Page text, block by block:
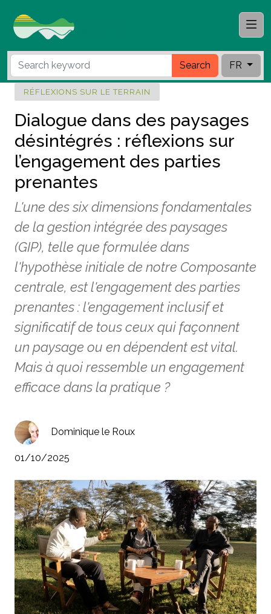
Search FR
RÉFLEXIONS SUR LE TERRAIN
Dialogue dans des paysages
désintégrés : réflexions sur
l’engagement des parties
prenantes
L'une des six dimensions fondamentales
de la gestion intégrée des paysages
(GIP), telle que formulée dans
l'hypothèse initiale de notre Composante
centrale, est l'engagement des parties
prenantes : l'engagement inclusif et
significatif de tous ceux qui façonnent
un paysage ou en dépendent est vital.
Mais à quoi ressemble un engagement
efficace dans la pratique ?
Dominique le Roux
01/10/2025